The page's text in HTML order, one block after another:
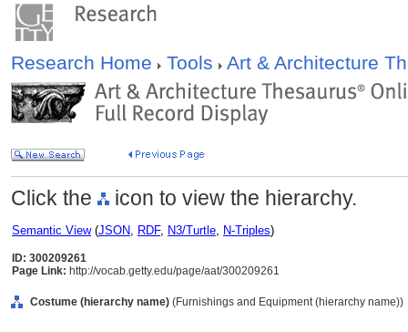
Research Home Tools Art & Architecture
Click the icon to view the hierarchy.
Semantic View(JSON, RDF, N3/Turtle, N-Triples)
ID: 300209261
Page Link: http://vocab.getty.edu/page/aat/300209261
Costume (hierarchy name) (Furnishings and Equipment (hierarchy name))